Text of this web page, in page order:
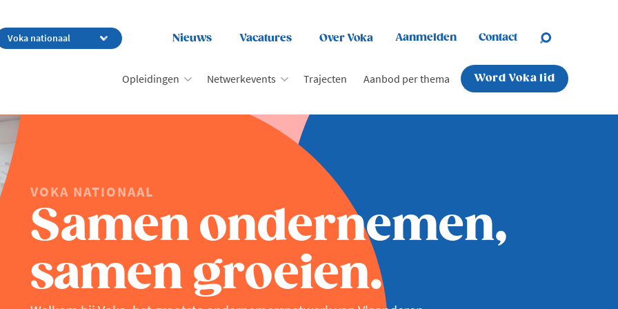
Nieuws Vacatures Over Voka Aanmelden Contact
Opleidingen Netwerkevents Trajecten Aanbod per thema Word Voka lid
VOKA NATIONAAL
Samen ondernemen,
samen groeien.